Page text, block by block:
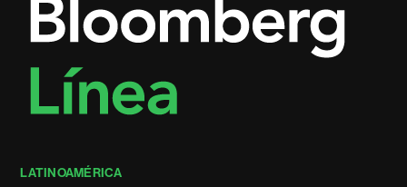
LATINOAMÉRICA